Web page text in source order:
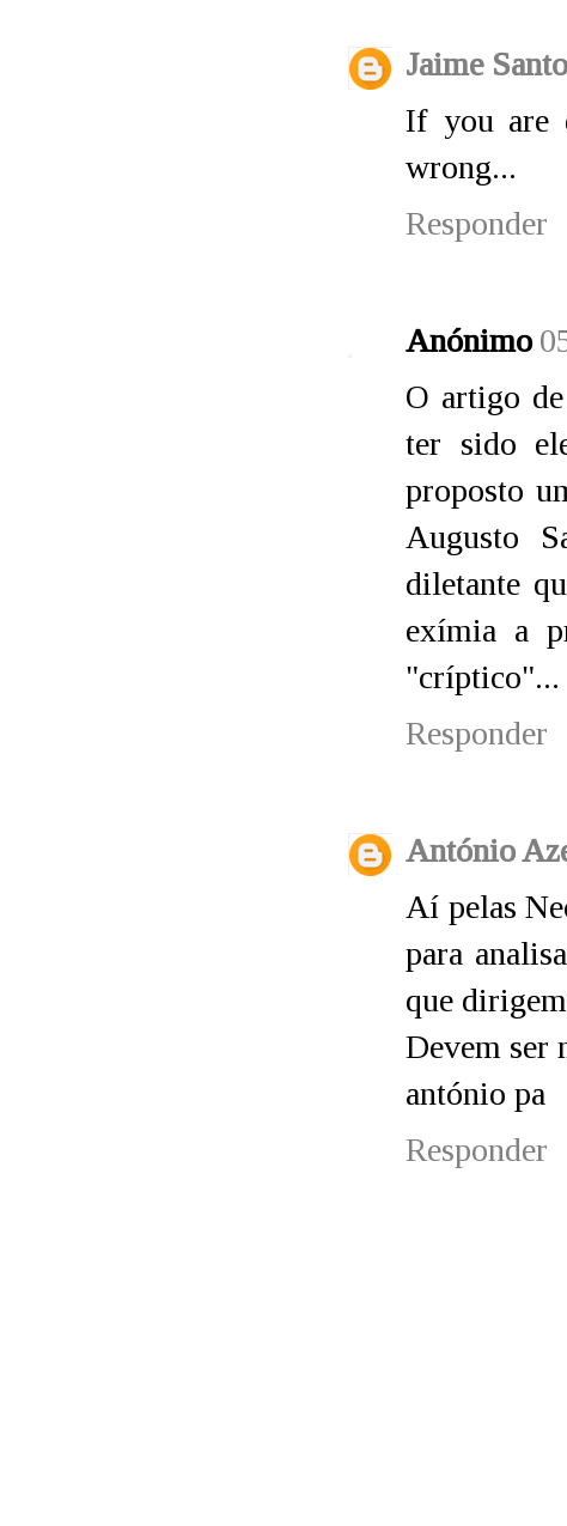
Jaime
If you are
wrong...
Responder
Anónimo
O artigo
ter sido
proposto
Augusto
diletante
exímia a
"críptico"...
Responder
António
Aí pelas
para
que
Devem
antónio pa
Responder